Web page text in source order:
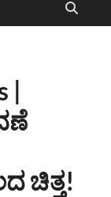
|
ಚಿತ್ತ!